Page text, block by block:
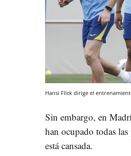
Hansi Flick dirige el
Sin embargo, en
han ocupado todas
está cansada.